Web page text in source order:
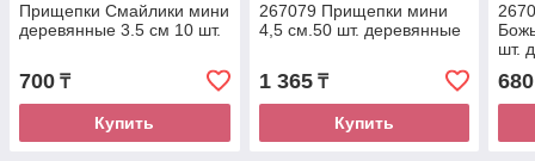
Прищепки Смайлики мини
деревянные 3.5 см 10 шт.
700 ₸
Купить
267079 Прищепки мини
4,5 см.50 шт. деревянные
1 365₸
Купить
шт.
680